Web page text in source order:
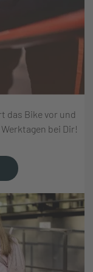
das Bike vor und
bei Dir!